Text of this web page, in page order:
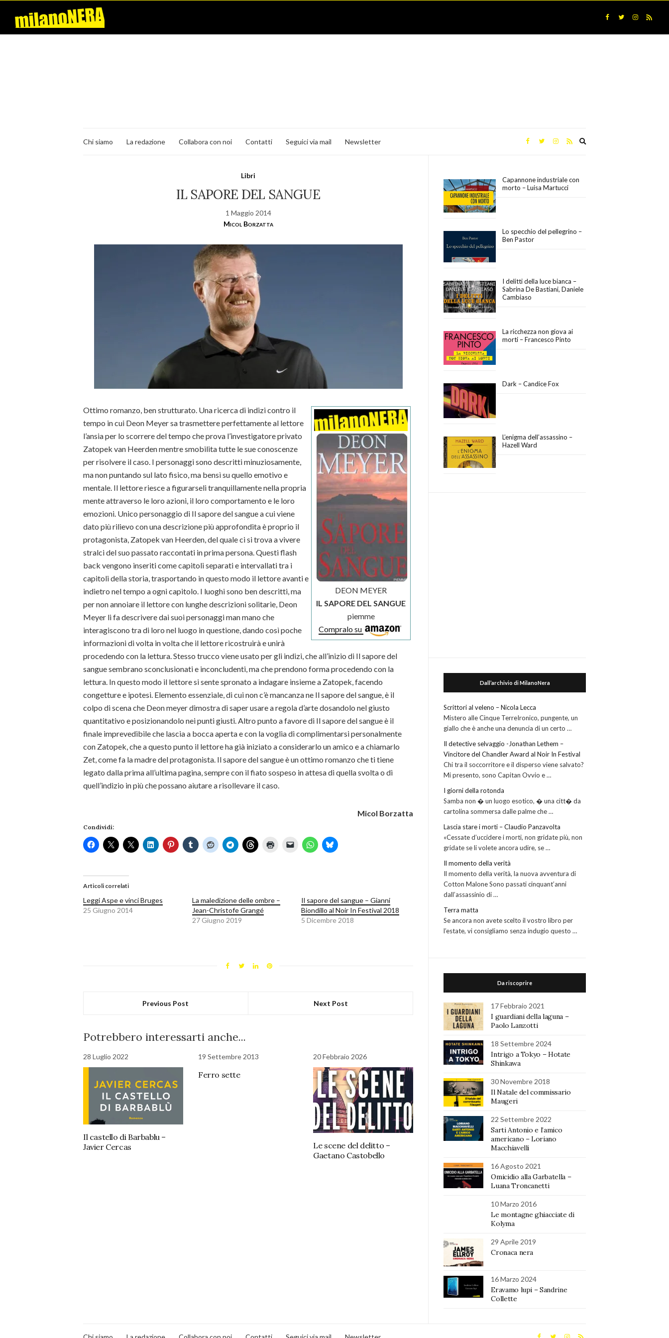
Chi siamo La redazione Collabora con noi Contatti Seguici via mail Newsletter
Libri
IL SAPORE DEL SANGUE
1 Maggio 2014
Micol Borzatta
DEON MEYER
IL SAPORE DEL SANGUE
piemme
Compralo su
Ottimo romanzo, ben strutturato. Una ricerca di indizi contro il
tempo in cui Deon Meyer sa trasmettere perfettamente al lettore
l’ansia per lo scorrere del tempo che prova l’investigatore privato
Zatopek van Heerden mentre smobilita tutte le sue conoscenze
per risolvere il caso. I personaggi sono descritti minuziosamente,
ma non puntando sul lato fisico, ma bensì su quello emotivo e
mentale. Il lettore riesce a figurarseli tranquillamente nella propria
mente attraverso le loro azioni, il loro comportamento e le loro
emozioni. Unico personaggio di Il sapore del sangue a cui viene
dato più rilievo con una descrizione più approfondita è proprio il
protagonista, Zatopek van Heerden, del quale ci si trova a vivere
stralci del suo passato raccontati in prima persona. Questi flash
back vengono inseriti come capitoli separati e intervallati tra i
capitoli della storia, trasportando in questo modo il lettore avanti e
indietro nel tempo a ogni capitolo. I luoghi sono ben descritti, ma
per non annoiare il lettore con lunghe descrizioni solitarie, Deon
Meyer li fa descrivere dai suoi personaggi man mano che
interagiscono tra di loro nel luogo in questione, dando così poche
informazioni di volta in volta che il lettore ricostruirà e unirà
procedendo con la lettura. Stesso trucco viene usato per gli indizi, che all’inizio di Il sapore del
sangue sembrano sconclusionati e inconcludenti, ma che prendono forma procedendo con la
lettura. In questo modo il lettore si sente spronato a indagare insieme a Zatopek, facendo
congetture e ipotesi. Elemento essenziale, di cui non c’è mancanza ne Il sapore del sangue, è il
colpo di scena che Deon meyer dimostra di saper usare a regola d’arte dosandolo nel giusto
quantitativo e posizionandolo nei punti giusti. Altro punto a favore di Il sapore del sangue è il
finale imprevedibile che lascia a bocca aperta e con la voglia di complimentarsi personalmente
con Zatopek, che a questo punto il lettore ha già iniziato a considerarlo un amico e a chiamarlo
Zet, come fa la madre del protagonista. Il sapore del sangue è un ottimo romanzo che ti tiene
legato dalla prima all’ultima pagina, sempre con il fiato sospeso in attesa di quella svolta o di
quell’indizio in più che possano aiutare a risollevare il caso.
Micol Borzatta
Condividi:
Articoli correlati
Leggi Aspe e vinci Bruges
25 Giugno 2014
La maledizione delle ombre –
Jean-Christofe Grangé
27 Giugno 2019
Il sapore del sangue – Gianni
Biondillo al Noir In Festival 2018
5 Dicembre 2018
Previous Post Next Post
Potrebbero interessarti anche...
28 Luglio 2022
Il castello di Barbablu –
Javier Cercas
19 Settembre 2013
Ferro sette
20 Febbraio 2026
Le scene del delitto –
Gaetano Castobello
Capannone industriale con
morto – Luisa Martucci
Lo specchio del pellegrino –
Ben Pastor
I delitti della luce bianca –
Sabrina De Bastiani, Daniele
Cambiaso
La ricchezza non giova ai
morti – Francesco Pinto
Dark – Candice Fox
L’enigma dell’assassino –
Hazell Ward
Dall’archivio di MilanoNera
Scrittori al veleno – Nicola Lecca
Mistero alle Cinque TerreIronico, pungente, un
giallo che è anche una denuncia di un certo …
Il detective selvaggio -Jonathan Lethem –
Vincitore del Chandler Award al Noir In Festival
Chi tra il soccorritore e il disperso viene salvato?
Mi presento, sono Capitan Ovvio e …
I giorni della rotonda
Samba non � un luogo esotico, � una citt� da
cartolina sommersa dalle palme che …
Lascia stare i morti – Claudio Panzavolta
«Cessate d’uccidere i morti, non gridate più, non
gridate se li volete ancora udire, se …
Il momento della verità
Il momento della verità, la nuova avventura di
Cotton Malone Sono passati cinquant’anni
dall’assassinio di …
Terra matta
Se ancora non avete scelto il vostro libro per
l’estate, vi consigliamo senza indugio questo …
Da riscoprire
17 Febbraio 2021
I guardiani della laguna –
Paolo Lanzotti
18 Settembre 2024
Intrigo a Tokyo – Hotate
Shinkawa
30 Novembre 2018
Il Natale del commissario
Maugeri
22 Settembre 2022
Sarti Antonio e l’amico
americano – Loriano
Macchiavelli
16 Agosto 2021
Omicidio alla Garbatella –
Luana Troncanetti
10 Marzo 2016
Le montagne ghiacciate di
Kolyma
29 Aprile 2019
Cronaca nera
16 Marzo 2024
Eravamo lupi – Sandrine
Collette